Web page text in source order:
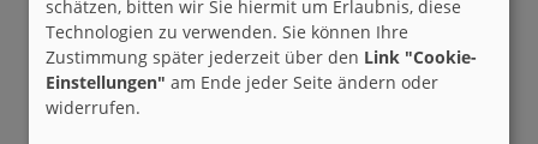
schätzen, bitten wir Sie hiermit um Erlaubnis, diese
Technologien zu verwenden. Sie können Ihre
Zustimmung später jederzeit über den Link "Cookie-
Einstellungen" am Ende jeder Seite ändern oder
widerrufen.